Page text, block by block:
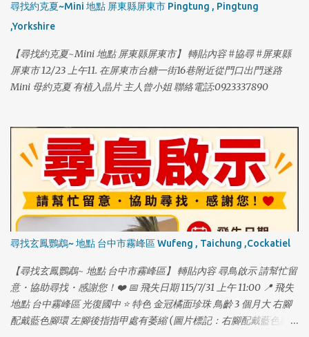
尋找約克夏~Mini 地點 屏東縣屏東市 Pingtung , Pingtung
,Yorkshire
【尋找約克夏~Mini 地點 屏東縣屏東市】 轉貼內容 #協尋 #屏東縣
屏東市 12/23 上午11. 在屏東市台糖一街16巷附近從門口出門迷路
Mini 母約克夏 有植入晶片 主人曾小姐 聯絡電話:0923337890
尋找玄鳳鸚鵡~ 地點 台中市霧峰區 Wufeng , Taichung ,Cockatiel
【尋找玄鳳鸚鵡~ 地點 台中市霧峰區】 轉貼內容 尋鳥啟示 請幫忙留
意・協助尋找・感謝您！❤️ 📅 飛失日期 115/7/31 上午 11:00 📍 飛失
地點 台中霧峰區 光復國中 ⭐ 特色 金冠橘面珍珠 鳥齡 3 個月大 右腳
配戴藍色腳環 左腳後指指甲處有萎縮 (圖片標記：右腳配戴藍色腳